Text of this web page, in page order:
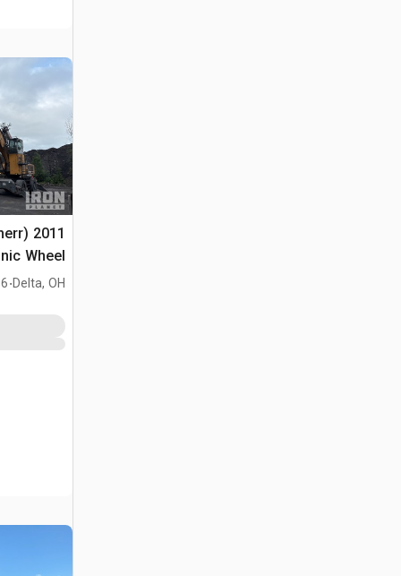
Wheel
Handler
Delta, OH
.